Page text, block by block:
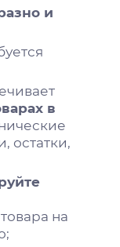
и
в
остатки,
на